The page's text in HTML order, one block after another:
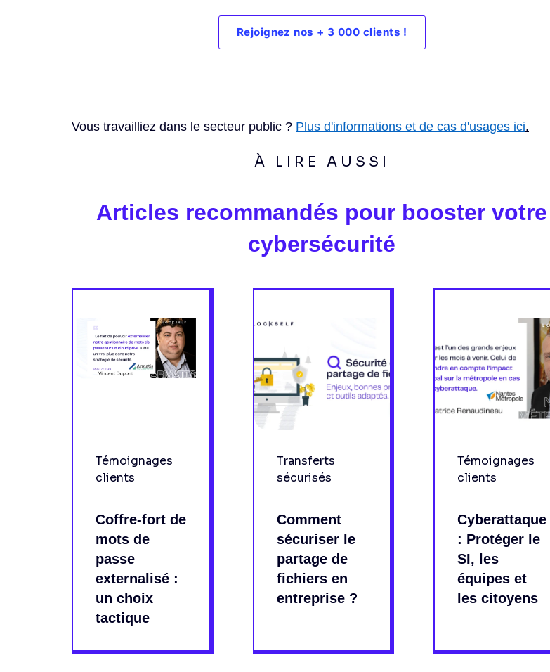
Rejoignez nos + 3 000 clients !
Vous travailliez dans le secteur public ? Plus d'informations et de cas d'usages ici.
À LIRE AUSSI
Articles recommandés pour booster votre
cybersécurité
Témoignages
clients
Coffre-fort de
mots de
passe
externalisé :
un choix
tactique
Transferts
sécurisés
Comment
sécuriser le
partage de
fichiers en
entreprise ?
Témoignages
clients
Cyberattaque
: Protéger le
SI, les
équipes et
les citoyens